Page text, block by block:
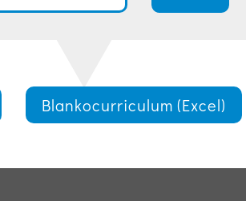
Blankocurriculum (Excel)